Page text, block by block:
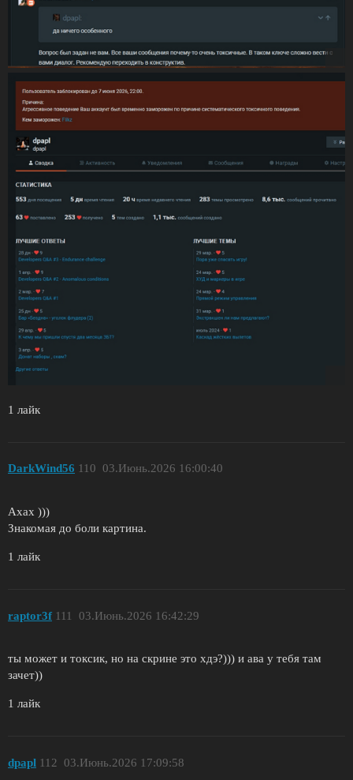
1 лайк
DarkWind56 03.Июнь.2026 16:00:40
110
Ахах )))
Знакомая до боли картина.
1 лайк
raptor3f 03.Июнь.2026 16:42:29
111
ты может и токсик, но на скрине это хдэ?))) и ава у тебя там
зачет))
1 лайк
dpapl 03.Июнь.2026 17:09:58
112